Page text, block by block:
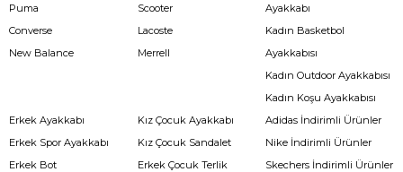
Puma
Converse
New Balance
Scooter
Lacoste
Merrell
Ayakkabı
Kadın Basketbol
Ayakkabısı
Kadın Outdoor Ayakkabısı
Kadın Koşu Ayakkabısı
Erkek Ayakkabı
Erkek Spor Ayakkabı
Erkek Bot
Kız Çocuk Ayakkabı
Kız Çocuk Sandalet
Erkek Çocuk Terlik
Adidas İndirimli Ürünler
Nike İndirimli Ürünler
Skechers İndirimli Ürünler